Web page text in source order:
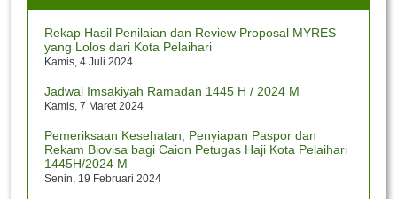
Rekap Hasil Penilaian dan Review Proposal MYRES
yang Lolos dari Kota Pelaihari
Kamis, 4 Juli 2024
Jadwal Imsakiyah Ramadan 1445 H / 2024 M
Kamis, 7 Maret 2024
Pemeriksaan Kesehatan, Penyiapan Paspor dan
Rekam Biovisa bagi Caion Petugas Haji Kota Pelaihari
1445H/2024 M
Senin, 19 Februari 2024
Pj. Bupati Sambut Kedatangan Jemaah Haji Majalengka
Jumat, 12 Juli 2024
Dharmagita Nasional XV
Rabu, 10 Juli 2024
Menag Buka Utsawa Dharmagita Nasional XV
Rabu, 10 Juli 2024